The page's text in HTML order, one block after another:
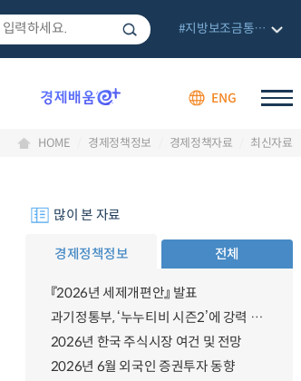
ENG
#지방보조금통합관리망
HOME 경제정책정보 경제정책자료 최신자료
많이 본 자료
경제정책정보 전체
『2026년 세제개편안』 발표
과기정통부, ‘누누티비 시즌2’에 강력 대응 의지 밝혀
2026년 한국 주식시장 여건 및 전망
2026년 6월 외국인 증권투자 동향